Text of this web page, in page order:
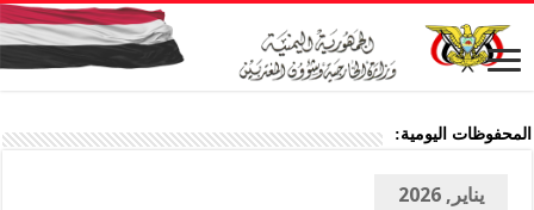
المحفوظات اليومية:
يناير, 2026